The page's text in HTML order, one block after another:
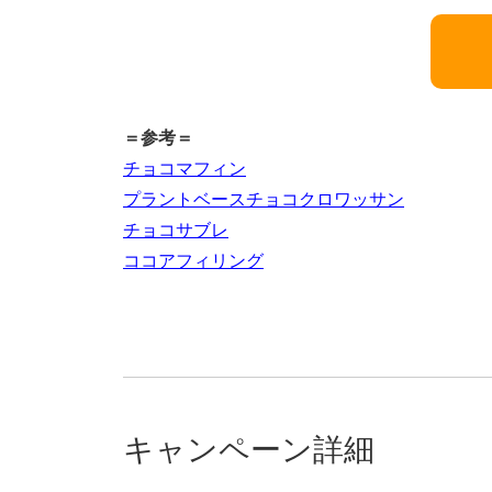
＝参考＝
チョコマフィン
プラントベースチョコクロワッサン
チョコサブレ
ココアフィリング
キャンペーン詳細